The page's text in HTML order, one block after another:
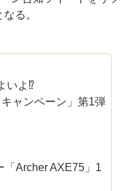
る。
いよ⁉️
ャンペーン」第1弾
「Archer AXE75」1